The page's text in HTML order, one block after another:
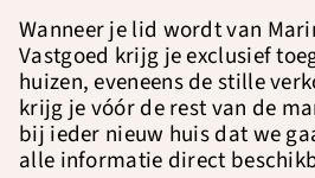
Wanneer je lid wordt van
Vastgoed krijg je exclusief
huizen, eveneens de stille
krijg je vóór de rest van de
bij ieder nieuw huis dat we
alle informatie direct